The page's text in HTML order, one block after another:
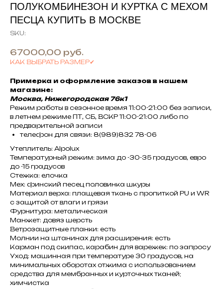
ПОЛУКОМБИНЕЗОН И КУРТКА С МЕХОМ
ПЕСЦА КУПИТЬ В МОСКВЕ
SKU:
67000,00 руб.
КАК ВЫБРАТЬ РАЗМЕР✔
Примерка и оформление заказов в нашем
магазине:
Москва, Нижегородская 76к1
Режим работы в сезонное время 11:00-21:00 без записи,
в летнем режиме ПТ, СБ, ВСКР 11:00-21:00 либо по
предварительной записи
телефон для связи: 8(989)832 78-06
Утеплитель: Alpolux
Температурный режим: зима до -30-35 градусов, евро
до -15 градусов
Стежка: елочка
Мех: финский песец половинка шкуры
Материал верха: плащевая ткань с пропиткой PU и WR
с защитой от влаги и грязи
Фурнитура: металическая
Манжет: довяз шерсть
Ветрозащитные планки: есть
Молнии на штанинах для расширения: есть
Карман под скипас, карабин для варежек: по запросу
Уход: машинная при температуре 30 градусов, на
минимальных оборотах отжима с использованием
средства для мембранных и курточных тканей;
химчистка